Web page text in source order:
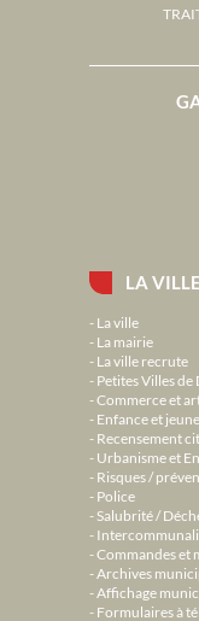
LA VILLE
La ville
La mairie
La ville recrute
Petites Villes de
Commerce et
Enfance et
Recensement
Urbanisme et
Risques /
Police
Salubrité /
Commandes et
Archives
Affichage
Formulaires à